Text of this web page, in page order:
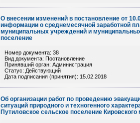
О внесении изменений в постановление от
информации о среднемесячной заработной
муниципальных учреждений и
поселение
Номер документа: 38
Вид документа: Постановление
Принявший орган: Администрация
Статус: Действующий
Дата подписания (принятия): 15.02.2018
Об организации работ по проведению
ситуаций природного и техногенного
Путиловское сельское поселение